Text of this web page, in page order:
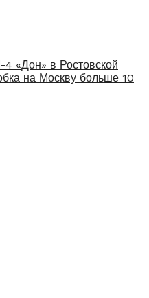
«Дон» в Ростовской
на Москву больше 10